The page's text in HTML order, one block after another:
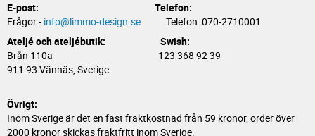
E-post:
Telefon:
Frågor - info@limmo-design.se Telefon: 070-2710001
Ateljé och ateljébutik: Swish:
Brån 110a 123 368 92 39
911 93 Vännäs, Sverige
Övrigt:
Inom Sverige är det en fast fraktkostnad från 59 kronor, order över
2000 kronor skickas fraktfritt inom Sverige.